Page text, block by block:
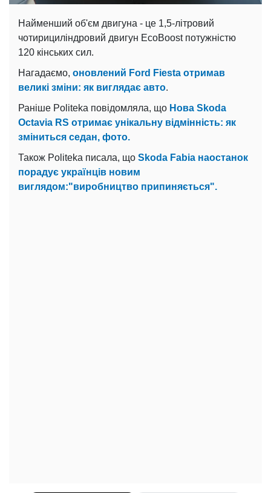
Найменший об'єм двигуна - це 1,5-літровий
чотирициліндровий двигун EcoBoost потужністю
120 кінських сил.
Нагадаємо, оновлений Ford Fiesta отримав
великі зміни: як виглядає авто.
Раніше Politeka повідомляла, що Нова Skoda
Octavia RS отримає унікальну відмінність: як
зміниться седан, фото.
Також Politeka писала, що Skoda Fabia наостанок
порадує українців новим
виглядом:"виробництво припиняється".